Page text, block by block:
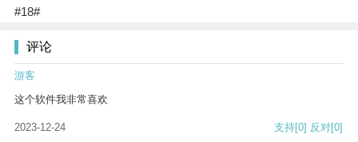
#18#
评论
游客
这个软件我非常喜欢
2023-12-24 支持[0] 反对[0]